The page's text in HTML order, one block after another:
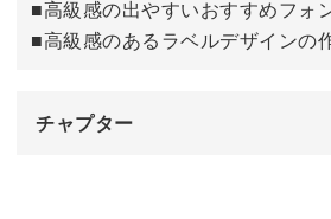
■高級感の出やすいおすすめフォ
■高級感のあるラベルデザインの
チャプター